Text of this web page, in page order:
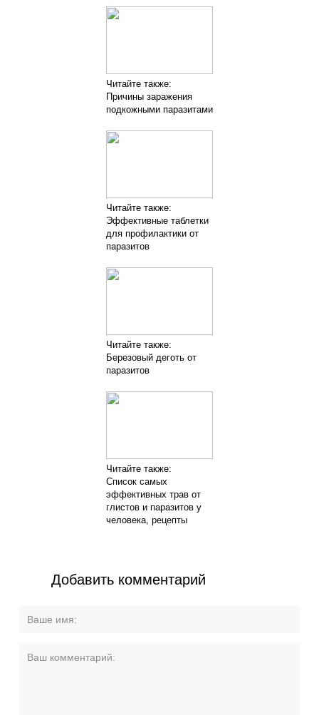
Читайте также:
Причины заражения
подкожными паразитами
Читайте также:
Эффективные таблетки
для профилактики от
паразитов
Читайте также:
Березовый деготь от
паразитов
Читайте также:
Список самых
эффективных трав от
глистов и паразитов у
человека, рецепты
Добавить комментарий